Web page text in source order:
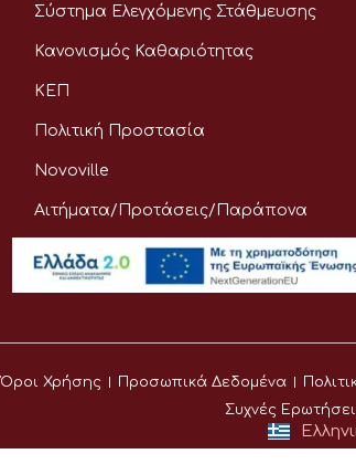
Σύστημα Ελεγχόμενης Στάθμευσης
Κανονισμός Καθαριότητας
ΚΕΠ
Πολιτική Προστασία
Novoville
Αιτήματα/Προτάσεις/Παράπονα
Όροι Χρήσης Προσωπικά Δεδομένα
Συχνές